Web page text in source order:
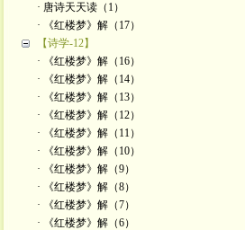
· 唐诗天天读（1）
· 《红楼梦》解（17）
【诗学-12】
· 《红楼梦》解（16）
· 《红楼梦》解（14）
· 《红楼梦》解（13）
· 《红楼梦》解（12）
· 《红楼梦》解（11）
· 《红楼梦》解（10）
· 《红楼梦》解（9）
· 《红楼梦》解（8）
· 《红楼梦》解（7）
· 《红楼梦》解（6）